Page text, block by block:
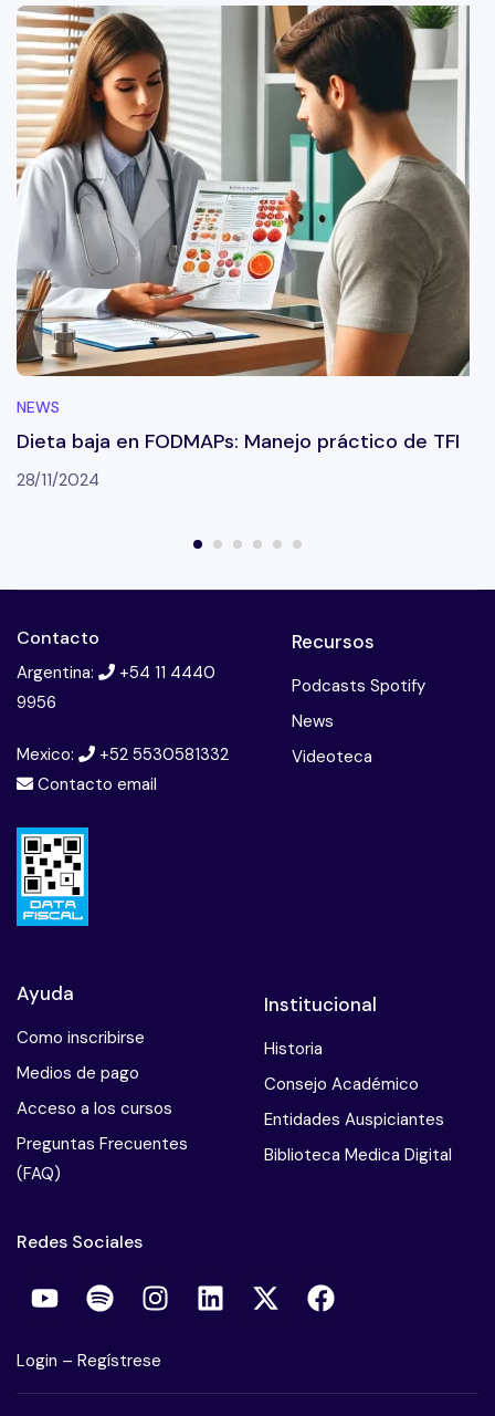
NEWS
Dieta baja en FODMAPs: Manejo práctico de TFI
28/11/2024
Contacto
Argentina:
+54 11 4440
9956
Mexico:
+52 5530581332
Contacto email
Recursos
Podcasts Spotify
News
Videoteca
Ayuda
Como inscribirse
Medios de pago
Acceso a los cursos
Preguntas Frecuentes
(FAQ)
Institucional
Historia
Consejo Académico
Entidades Auspiciantes
Biblioteca Medica Digital
Redes Sociales
Login – Regístrese